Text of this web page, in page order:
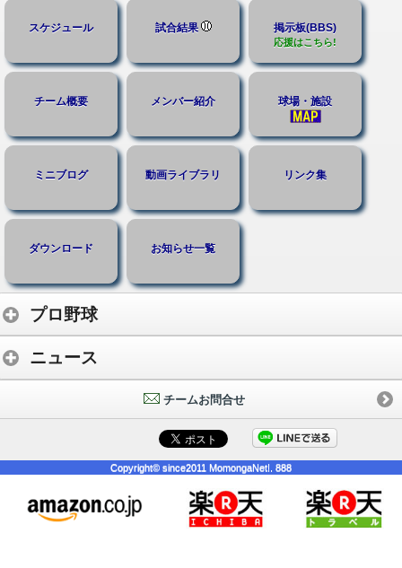
スケジュール 試合結果 掲示板(BBS)
応援はこちら!
チーム概要 メンバー紹介 球場・施設
ミニブログ 動画ライブラリ リンク集
ダウンロード お知らせ一覧
プロ野球
ニュース
チームお問合せ
Copyright© since2011 MomongaNet!. 888